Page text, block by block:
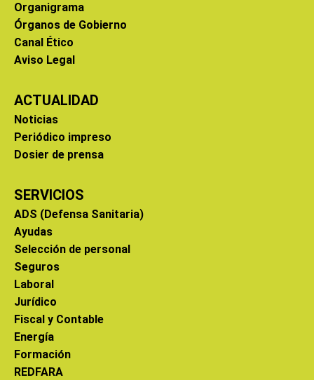
Organigrama
Órganos de Gobierno
Canal Ético
Aviso Legal
ACTUALIDAD
Noticias
Periódico impreso
Dosier de prensa
SERVICIOS
ADS (Defensa Sanitaria)
Ayudas
Selección de personal
Seguros
Laboral
Jurídico
Fiscal y Contable
Energía
Formación
REDFARA